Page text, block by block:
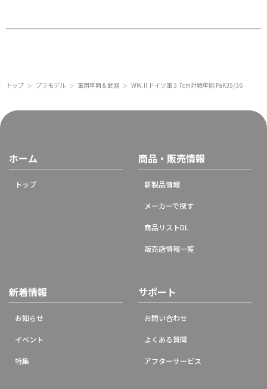
トップ ＞ プラモデル ＞ 軍用車両 & 武器 ＞ WW.II ドイツ軍 3.7cm対戦車砲 PaK35/36
ホーム
トップ
商品・販売情報
新製品情報
メーカーで探す
商品リストDL
販売店情報一覧
新着情報
お知らせ
イベント
特集
サポート
お問い合わせ
よくある質問
アフターサービス